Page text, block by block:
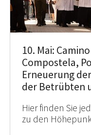
10. Mai:
Compostela,
Erneuerung
der Betrübten
Hier finden Sie
zu den